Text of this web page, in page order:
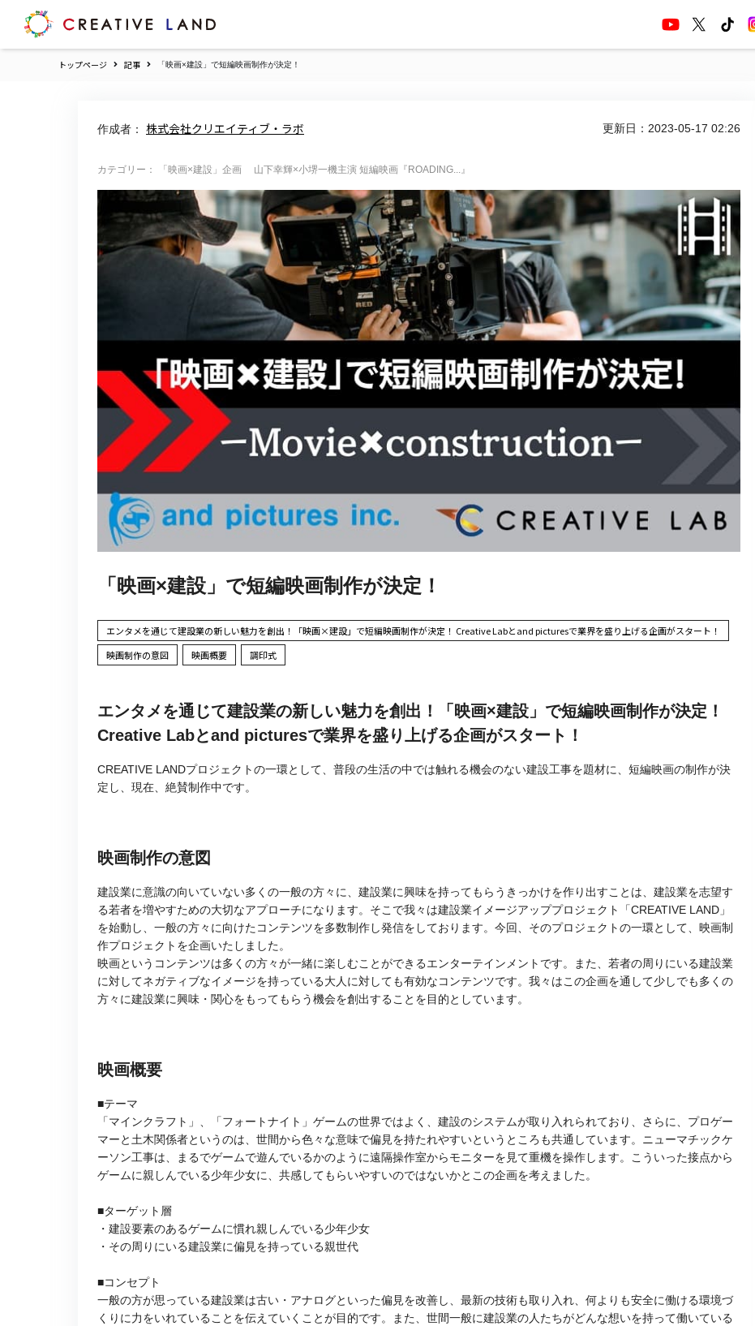
ク
リ
エ
トップページ 記事 「映画×建設」で短編映画制作が決定！
作成者： 株式会社クリエイティブ・ラボ 更新日：2023-05-17 02:26
カテゴリー： 「映画×建設」企画 山下幸輝×小堺一機主演 短編映画『ROADING...』
「映画×建設」で短編映画制作が決定！
エンタメを通じて建設業の新しい魅力を創出！「映画×建設」で短編映画制作が決定！ Creative Labとand picturesで業界を盛り上げる企画がスタート！
映画制作の意図
映画概要 調印式
エンタメを通じて建設業の新しい魅力を創出！「映画×建設」で短編映画制作が決定！
Creative Labとand picturesで業界を盛り上げる企画がスタート！
CREATIVE LANDプロジェクトの一環として、普段の生活の中では触れる機会のない建設工事を題材に、短編映画の制作が決
定し、現在、絶賛制作中です。
映画制作の意図
建設業に意識の向いていない多くの一般の方々に、建設業に興味を持ってもらうきっかけを作り出すことは、建設業を志望す
る若者を増やすための大切なアプローチになります。そこで我々は建設業イメージアッププロジェクト「CREATIVE LAND」
を始動し、一般の方々に向けたコンテンツを多数制作し発信をしております。今回、そのプロジェクトの一環として、映画制
作プロジェクトを企画いたしました。
映画というコンテンツは多くの方々が一緒に楽しむことができるエンターテインメントです。また、若者の周りにいる建設業
に対してネガティブなイメージを持っている大人に対しても有効なコンテンツです。我々はこの企画を通して少しでも多くの
方々に建設業に興味・関心をもってもらう機会を創出することを目的としています。
映画概要
■テーマ
「マインクラフト」、「フォートナイト」ゲームの世界ではよく、建設のシステムが取り入れられており、さらに、プロゲー
マーと土木関係者というのは、世間から色々な意味で偏見を持たれやすいというところも共通しています。ニューマチックケ
ーソン工事は、まるでゲームで遊んでいるかのように遠隔操作室からモニターを見て重機を操作します。こういった接点から
ゲームに親しんでいる少年少女に、共感してもらいやすいのではないかとこの企画を考えました。
■ターゲット層
・建設要素のあるゲームに慣れ親しんでいる少年少女
・その周りにいる建設業に偏見を持っている親世代
■コンセプト
一般の方が思っている建設業は古い・アナログといった偏見を改善し、最新の技術も取り入れ、何よりも安全に働ける環境づ
くりに力をいれていることを伝えていくことが目的です。また、世間一般に建設業の人たちがどんな想いを持って働いている